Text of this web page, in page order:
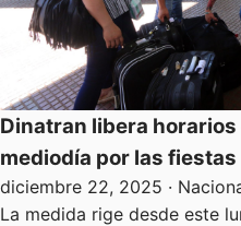
Dinatran libera
mediodía por las fiestas
diciembre 22, 2025 ·
La medida rige desde este